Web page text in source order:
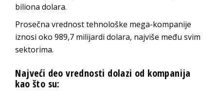
biliona dolara.
Prosečna vrednost tehnološke mega-kompanije
iznosi oko 989,7 milijardi dolara, najviše među svim
sektorima.
Najveći deo vrednosti dolazi od kompanija
kao što su: